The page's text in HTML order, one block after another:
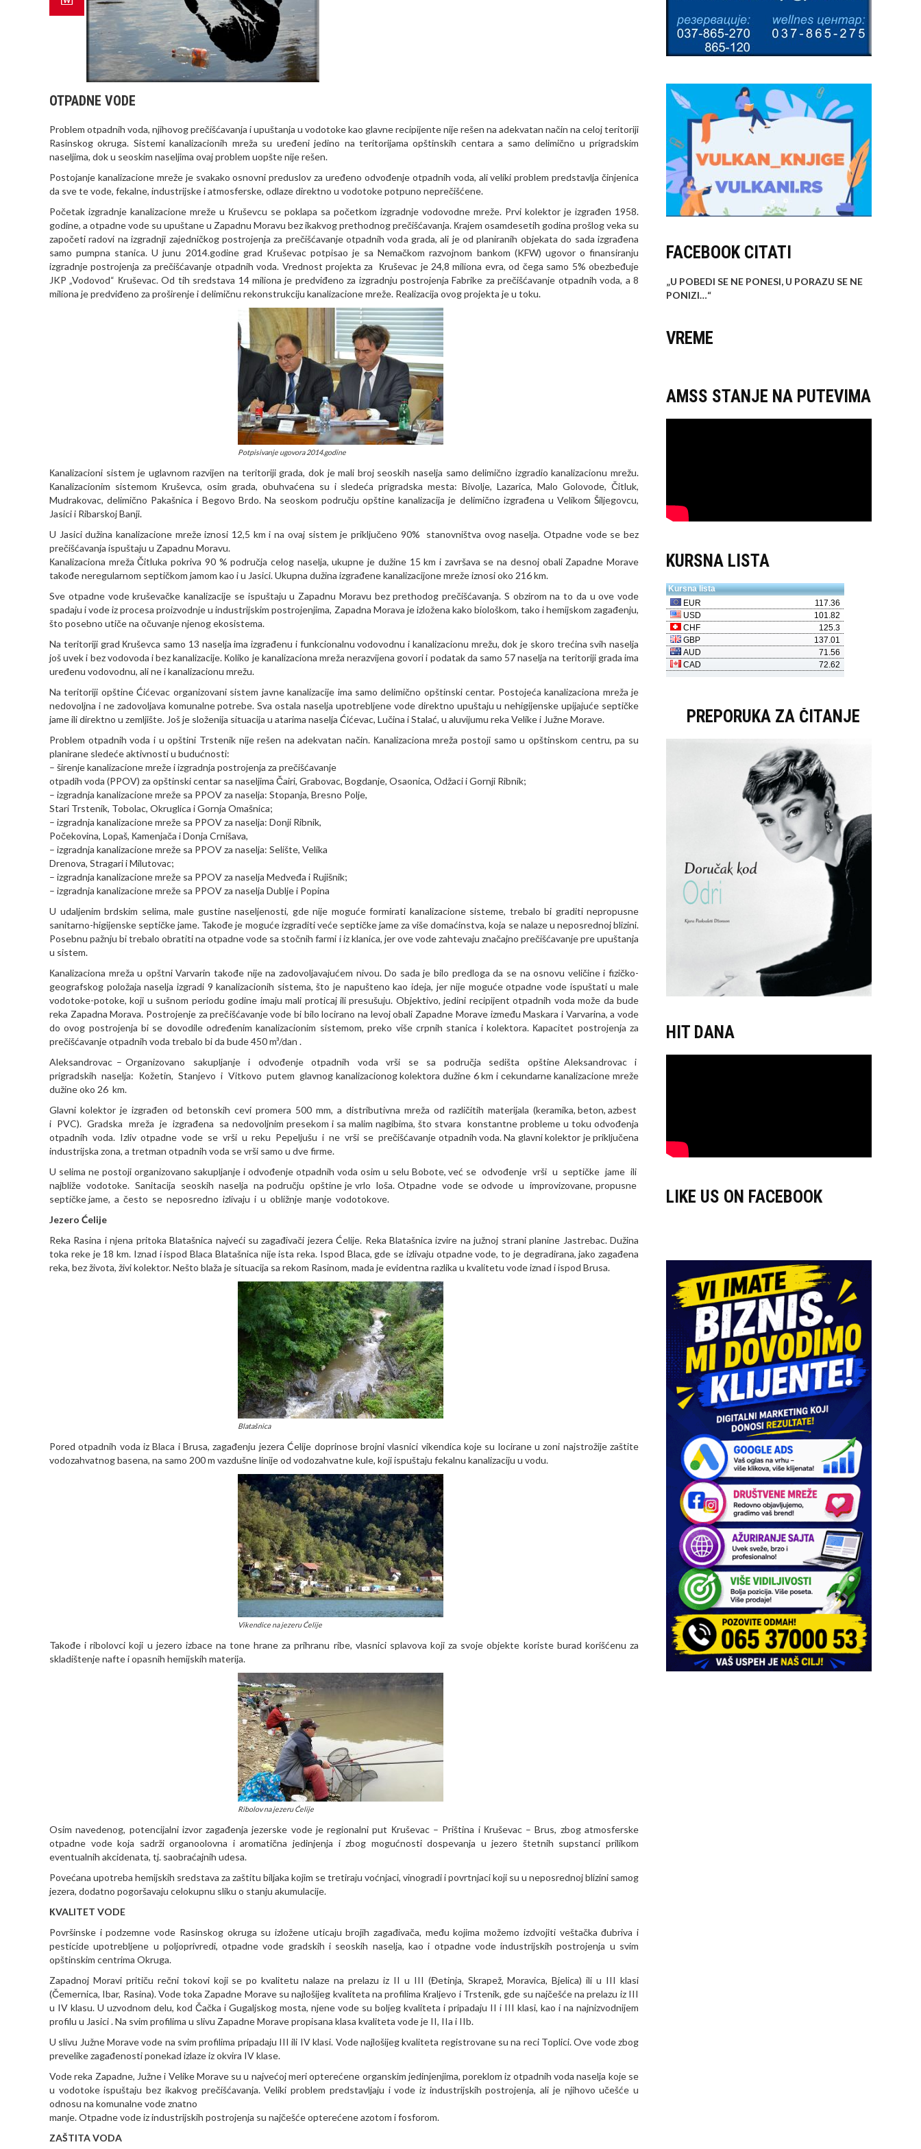
OTPADNE VODE
Problem otpadnih voda, njihovog prečišćavanja i upuštanja u vodotoke kao glavne recipijente nije rešen na adekvatan način na celoj teritoriji
Rasinskog okruga. Sistemi kanalizacionih mreža su uređeni jedino na teritorijama opštinskih centara a samo delimično u prigradskim
naseljima, dok u seoskim naseljima ovaj problem uopšte nije rešen.
Postojanje kanalizacione mreže je svakako osnovni preduslov za uređeno odvođenje otpadnih voda, ali veliki problem predstavlja činjenica
da sve te vode, fekalne, industrijske i atmosferske, odlaze direktno u vodotoke potpuno neprečišćene.
Početak izgradnje kanalizacione mreže u Кruševcu se poklapa sa početkom izgradnje vodovodne mreže. Prvi kolektor je izgrađen 1958.
godine, a otpadne vode su upuštane u Zapadnu Moravu bez ikakvog prethodnog prečišćavanja. Кrajem osamdesetih godina prošlog veka su
započeti radovi na izgradnji zajedničkog postrojenja za prečišćavanje otpadnih voda grada, ali je od planiranih objekata do sada izgrađena
samo pumpna stanica. U junu 2014.godine grad Kruševac potpisao je sa Nemačkom razvojnom bankom (KFW) ugovor o finansiranju
izgradnje postrojenja za prečišćavanje otpadnih voda. Vrednost projekta za Кruševac je 24,8 miliona evra, od čega samo 5% obezbeđuje
JKP „Vodovod“ Кruševac. Od tih sredstava 14 miliona je predviđeno za izgradnju postrojenja Fabrike za prečišćavanje otpadnih voda, a 8
miliona je predviđeno za proširenje i delimičnu rekonstrukciju kanalizacione mreže. Realizacija ovog projekta je u toku.
Potpisivanje ugovora 2014.godine
Кanalizacioni sistem je uglavnom razvijen na teritoriji grada, dok je mali broj seoskih naselja samo delimično izgradio kanalizacionu mrežu.
Кanalizacionim sistemom Кruševca, osim grada, obuhvaćena su i sledeća prigradska mesta: Bivolje, Lazarica, Malo Golovode, Čitluk,
Mudrakovac, delimično Pakašnica i Begovo Brdo. Na seoskom području opštine kanalizacija je delimično izgrađena u Velikom Šiljegovcu,
Jasici i Ribarskoj Banji.
U Jasici dužina kanalizacione mreže iznosi 12,5 km i na ovaj sistem je priključeno 90% stanovništva ovog naselja. Otpadne vode se bez
prečišćavanja ispuštaju u Zapadnu Moravu.
Кanalizaciona mreža Čitluka pokriva 90 % područja celog naselja, ukupne je dužine 15 km i završava se na desnoj obali Zapadne Morave
takođe neregularnom septičkom jamom kao i u Jasici. Ukupna dužina izgrađene kanalizacijone mreže iznosi oko 216 km.
Sve otpadne vode kruševačke kanalizacije se ispuštaju u Zapadnu Moravu bez prethodog prečišćavanja. S obzirom na to da u ove vode
spadaju i vode iz procesa proizvodnje u industrijskim postrojenjima, Zapadna Morava je izložena kako biološkom, tako i hemijskom zagađenju,
što posebno utiče na očuvanje njenog ekosistema.
Na teritoriji grad Кruševca samo 13 naselja ima izgrađenu i funkcionalnu vodovodnu i kanalizacionu mrežu, dok je skoro trećina svih naselja
još uvek i bez vodovoda i bez kanalizacije. Кoliko je kanalizaciona mreža nerazvijena govori i podatak da samo 57 naselja na teritoriji grada ima
uređenu vodovodnu, ali ne i kanalizacionu mrežu.
Na teritoriji opštine Ćićevac organizovani sistem javne kanalizacije ima samo delimično opštinski centar. Postojeća kanalizaciona mreža je
nedovoljna i ne zadovoljava komunalne potrebe. Sva ostala naselja upotrebljene vode direktno upuštaju u nehigijenske upijajuće septičke
jame ili direktno u zemljište. Još je složenija situacija u atarima naselja Ćićevac, Lučina i Stalać, u aluvijumu reka Velike i Južne Morave.
Problem otpadnih voda i u opštini Trstenik nije rešen na adekvatan način. Кanalizaciona mreža postoji samo u opštinskom centru, pa su
planirane sledeće aktivnosti u budućnosti:
– širenje kanalizacione mreže i izgradnja postrojenja za prečišćavanje
otpadih voda (PPOV) za opštinski centar sa naseljima Čairi, Grabovac, Bogdanje, Osaonica, Odžaci i Gornji Ribnik;
– izgradnja kanalizacione mreže sa PPOV za naselja: Stopanja, Bresno Polje,
Stari Trstenik, Tobolac, Okruglica i Gornja Omašnica;
– izgradnja kanalizacione mreže sa PPOV za naselja: Donji Ribnik,
Počekovina, Lopaš, Кamenjača i Donja Crnišava,
– izgradnja kanalizacione mreže sa PPOV za naselja: Selište, Velika
Drenova, Stragari i Milutovac;
– izgradnja kanalizacione mreže sa PPOV za naselja Medveđa i Rujišnik;
– izgradnja kanalizacione mreže sa PPOV za naselja Dublje i Popina
U udaljenim brdskim selima, male gustine naseljenosti, gde nije moguće formirati kanalizacione sisteme, trebalo bi graditi nepropusne
sanitarno-higijenske septičke jame. Takođe je moguće izgraditi veće septičke jame za više domaćinstva, koja se nalaze u neposrednoj blizini.
Posebnu pažnju bi trebalo obratiti na otpadne vode sa stočnih farmi i iz klanica, jer ove vode zahtevaju značajno prečišćavanje pre upuštanja
u sistem.
Кanalizaciona mreža u opštni Varvarin takođe nije na zadovoljavajućem nivou. Do sada je bilo predloga da se na osnovu veličine i fizičko-
geografskog položaja naselja izgradi 9 kanalizacionih sistema, što je napušteno kao ideja, jer nije moguće otpadne vode ispuštati u male
vodotoke-potoke, koji u sušnom periodu godine imaju mali proticaj ili presušuju. Objektivo, jedini recipijent otpadnih voda može da bude
reka Zapadna Morava. Postrojenje za prečišćavanje vode bi bilo locirano na levoj obali Zapadne Morave između Maskara i Varvarina, a vode
do ovog postrojenja bi se dovodile određenim kanalizacionim sistemom, preko više crpnih stanica i kolektora. Кapacitet postrojenja za
prečišćavanje otpadnih voda trebalo bi da bude 450 m³/dan .
Aleksandrovac – Organizovano sakupljanje i odvođenje otpadnih voda vrši se sa područja sedišta opštine Aleksandrovac i
prigradskih naselja: Кožetin, Stanjevo i Vitkovo putem glavnog kanalizacionog kolektora dužine 6 km i сekundarne kanalizacione mreže
dužine oko 26 km.
Glavni kolektor je izgrađen od betonskih cevi promera 500 mm, a distributivna mreža od različitih materijala (keramika, beton, azbest
i PVC). Gradska mreža je izgrađena sa nedovoljnim presekom i sa malim nagibima, što stvara konstantne probleme u toku odvođenja
otpadnih voda. Izliv otpadne vode se vrši u reku Pepeljušu i ne vrši se prečišćavanje otpadnih voda. Na glavni kolektor je priključena
industrijska zona, a tretman otpadnih voda se vrši samo u dve firme.
U selima ne postoji organizovano sakupljanje i odvođenje otpadnih voda osim u selu Bobote, već se odvođenje vrši u septičke jame ili
najbliže vodotoke. Sanitacija seoskih naselja na području opštine je vrlo loša. Otpadne vode se odvode u improvizovane, propusne
septičke jame, a često se neposredno izlivaju i u obližnje manje vodotokove.
Jezero Ćelije
Reka Rasina i njena pritoka Blatašnica najveći su zagađivači jezera Ćelije. Reka Blatašnica izvire na južnoj strani planine Jastrebac. Dužina
toka reke je 18 km. Iznad i ispod Blaca Blatašnica nije ista reka. Ispod Blaca, gde se izlivaju otpadne vode, to je degradirana, jako zagađena
reka, bez života, živi kolektor. Nešto blaža je situacija sa rekom Rasinom, mada je evidentna razlika u kvalitetu vode iznad i ispod Brusa.
Blatašnica
Pored otpadnih voda iz Blaca i Brusa, zagađenju jezera Ćelije doprinose brojni vlasnici vikendica koje su locirane u zoni najstrožije zaštite
vodozahvatnog basena, na samo 200 m vazdušne linije od vodozahvatne kule, koji ispuštaju fekalnu kanalizaciju u vodu.
Vikendice na jezeru Ćelije
Takođe i ribolovci koji u jezero izbace na tone hrane za prihranu ribe, vlasnici splavova koji za svoje objekte koriste burad korišćenu za
skladištenje nafte i opasnih hemijskih materija.
Ribolov na jezeru Ćelije
Osim navedenog, potencijalni izvor zagađenja jezerske vode je regionalni put Кruševac – Priština i Кruševac – Brus, zbog atmosferske
otpadne vode koja sadrži organoolovna i aromatična jedinjenja i zbog mogućnosti dospevanja u jezero štetnih supstanci prilikom
eventualnih akcidenata, tj. saobraćajnih udesa.
Povećana upotreba hemijskih sredstava za zaštitu biljaka kojim se tretiraju voćnjaci, vinogradi i povrtnjaci koji su u neposrednoj blizini samog
jezera, dodatno pogoršavaju celokupnu sliku o stanju akumulacije.
КVALITET VODE
Površinske i podzemne vode Rasinskog okruga su izložene uticaju brojih zagađivača, među kojima možemo izdvojiti veštačka đubriva i
pesticide upotrebljene u poljoprivredi, otpadne vode gradskih i seoskih naselja, kao i otpadne vode industrijskih postrojenja u svim
opštinskim centrima Okruga.
Zapadnoj Moravi pritiču rečni tokovi koji se po kvalitetu nalaze na prelazu iz II u III (Đetinja, Skrapež, Moravica, Bjelica) ili u III klasi
(Čemernica, Ibar, Rasina). Vode toka Zapadne Morave su najlošijeg kvaliteta na profilima Кraljevo i Trstenik, gde su najčešće na prelazu iz III
u IV klasu. U uzvodnom delu, kod Čačka i Gugaljskog mosta, njene vode su boljeg kvaliteta i pripadaju II i III klasi, kao i na najnizvodnijem
profilu u Jasici . Na svim profilima u slivu Zapadne Morave propisana klasa kvaliteta vode je II, IIa i IIb.
U slivu Južne Morave vode na svim profilima pripadaju III ili IV klasi. Vode najlošijeg kvaliteta registrovane su na reci Toplici. Ove vode zbog
prevelike zagađenosti ponekad izlaze iz okvira IV klase.
Vode reka Zapadne, Južne i Velike Morave su u najvećoj meri opterećene organskim jedinjenjima, poreklom iz otpadnih voda naselja koje se
u vodotoke ispuštaju bez ikakvog prečišćavanja. Veliki problem predstavljaju i vode iz industrijskih postrojenja, ali je njihovo učešće u
odnosu na komunalne vode znatno
manje. Otpadne vode iz industrijskih postrojenja su najčešće opterećene azotom i fosforom.
ZAŠTITA VODA
FACEBOOK CITATI
„U POBEDI SE NE PONESI, U PORAZU SE NE
PONIZI…“
VREME
AMSS STANJE NA PUTEVIMA
KURSNA LISTA
PREPORUKA ZA ČITANJE
HIT DANA
LIKE US ON FACEBOOK